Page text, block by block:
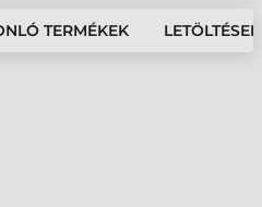
TERMÉKEK LETÖLTÉSEK